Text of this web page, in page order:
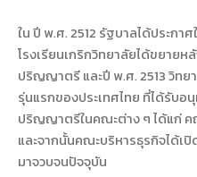
ใน ปี พ.ศ. 2512 รัฐบาลได้ประก
โรงเรียนเกริกวิทยาลัยได้ขยาย
ปริญญาตรี และปี พ.ศ. 2513 วิทย
รุ่นแรกของประเทศไทย ที่ได้รับอ
ปริญญาตรีในคณะต่าง ๆ ได้แก่
และจากนั้นคณะบริหารธุรกิจได้เ
มาจวบจนปัจจุบัน